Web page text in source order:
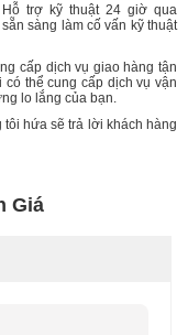
trợ kỹ thuật 24 giờ qua
sàng làm cố vấn kỹ thuật
cấp dịch vụ giao hàng tận
thể cung cấp dịch vụ vận
lo lắng của bạn.
hứa sẽ trả lời khách hàng
Giá